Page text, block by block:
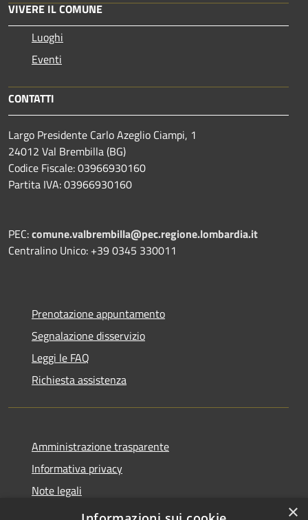
VIVERE IL COMUNE
Luoghi
Eventi
CONTATTI
Largo Presidente Carlo Azeglio Ciampi, 1
24012 Val Brembilla (BG)
Codice Fiscale: 03966930160
Partita IVA: 03966930160
PEC:comune.valbrembilla@pec.regione.lombardia.it
Centralino Unico: +39 0345 330011
Prenotazione appuntamento
Segnalazione disservizio
Leggi le FAQ
Richiesta assistenza
Amministrazione trasparente
Informativa privacy
Note legali
Dichiarazione di accessibilità
×